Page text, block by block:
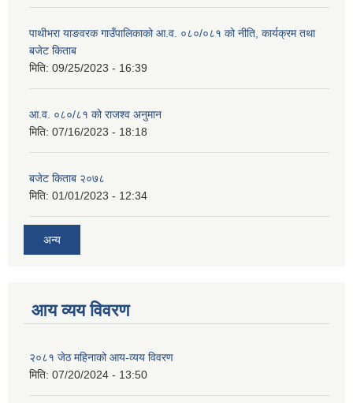
पाथीभरा याङवरक गाउँपालिकाको आ.व. ०८०/०८१ को नीति, कार्यक्रम तथा
बजेट किताब
मिति: 09/25/2023 - 16:39
आ.व. ०८०/८१ को राजश्व अनुमान
मिति: 07/16/2023 - 18:18
बजेट किताब २०७८
मिति: 01/01/2023 - 12:34
अन्य
आय व्यय विवरण
२०८१ जेठ महिनाको आय-व्यय विवरण
मिति: 07/20/2024 - 13:50